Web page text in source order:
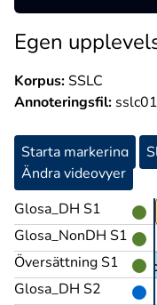
Egen
Korpus:SSLC
Annoteringsfil:
Starta markering
Ändra videovyer
Glosa_DH S1
Glosa_NonDH S1
Översättning S1
Glosa_DH S2
begeistrad över att